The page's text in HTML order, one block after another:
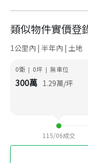
類似物件實價登
1公里內 | 半年內 | 土地
0衛 | 0坪 | 無車位
300萬 1.29萬/坪
115/06成交